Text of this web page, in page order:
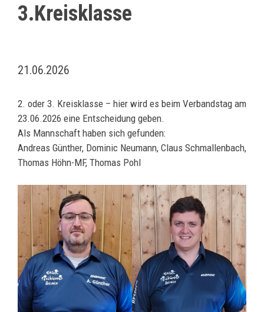
3.Kreisklasse
21.06.2026
2. oder 3. Kreisklasse – hier wird es beim Verbandstag am
23.06.2026 eine Entscheidung geben.
Als Mannschaft haben sich gefunden:
Andreas Günther, Dominic Neumann, Claus Schmallenbach,
Thomas Höhn-MF, Thomas Pohl